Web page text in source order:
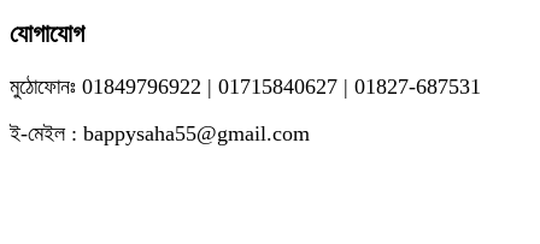
যোগাযোগ
মুঠোফোনঃ 01849796922 | 01715840627 | 01827-687531
ই-মেইল : bappysaha55@gmail.com